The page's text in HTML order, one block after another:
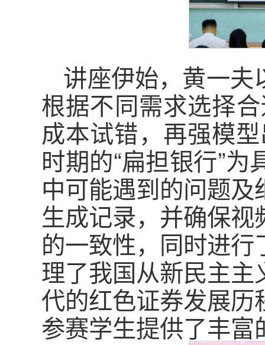
讲座伊始，黄一夫
根据不同需求选择
成本试错，再强模
时期的“扁担银行”
中可能遇到的问题
生成记录，并确保
的一致性，同时进
理了我国从新民主
代的红色证券发展
参赛学生提供了丰富